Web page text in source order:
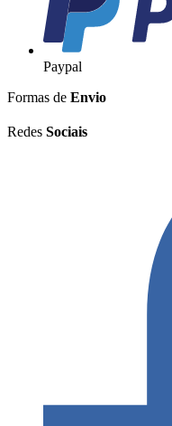
Paypal
Formas de Envio
Redes Sociais